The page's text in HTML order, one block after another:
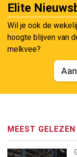
Elite
Wil je ook de
hoogte blijven van
melkvee?
MEEST GELEZEN